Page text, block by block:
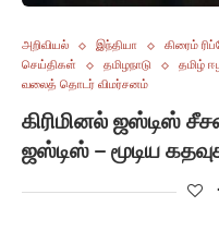
அறிவியல் இந்தியா கிரைம்
செய்திகள்
தமிழநாடு தமிழ்
வலைத் தொடர் விமர்சனம்
கிரிமினல் ஜஸ்டிஸ்
ஜஸ்டிஸ் – மூடிய